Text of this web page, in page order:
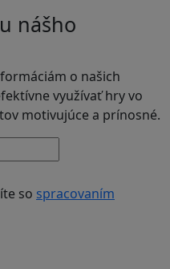
nášho
o našich
využívať hry vo
motivujúce a prínosné.
so spracovaním